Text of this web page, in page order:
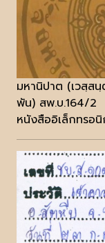
มหานิปาต (เวสฺส
พัน) สพ.บ.164/2
หนังสืออิเล็กทรอ